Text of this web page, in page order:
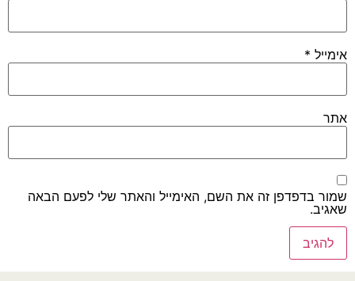
אימייל *
אתר
שמור בדפדפן זה את השם, האימייל והאתר שלי לפעם הבאה
שאגיב.